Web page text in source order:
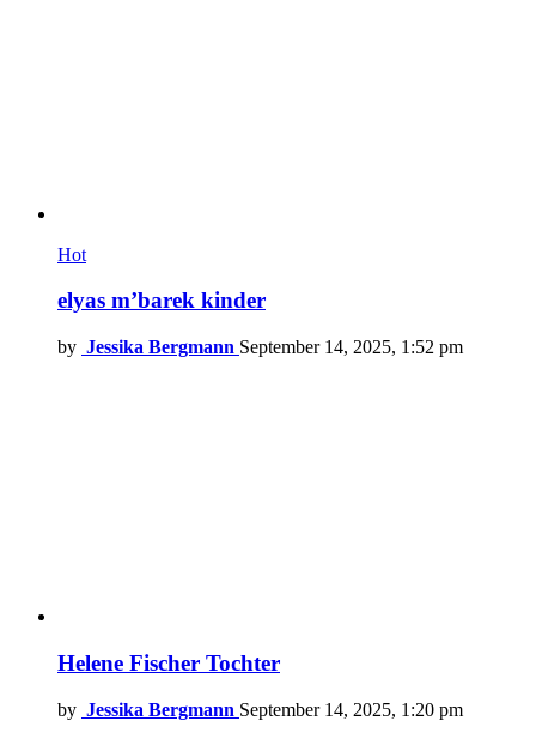
Hot
elyas m’barek kinder
by Jessika Bergmann September 14, 2025, 1:52 pm
Helene Fischer Tochter
by Jessika Bergmann September 14, 2025, 1:20 pm